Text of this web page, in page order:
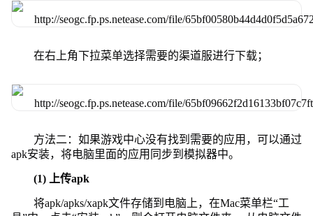
在右上角下拉菜单选择需要的渠道服进行下载；
方法二：如果游戏中心没有找到需要的应用，可以通过
apk安装，将电脑里面的应用同步到模拟器中。
(1) 上传apk
将apk/apks/xapk文件存储到电脑上，在Mac菜单栏“工